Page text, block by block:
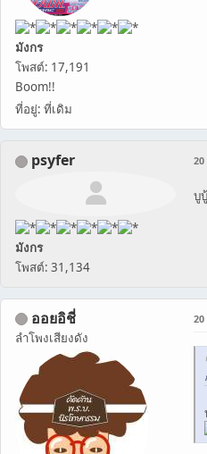
มังกร
โพสต์: 17,191
Boom!!
ที่อยู่: ที่เดิม
psyfer
มังกร
โพสต์: 31,134
20
บู
ออยอิชี่
ลำโพงเสียงดัง
20